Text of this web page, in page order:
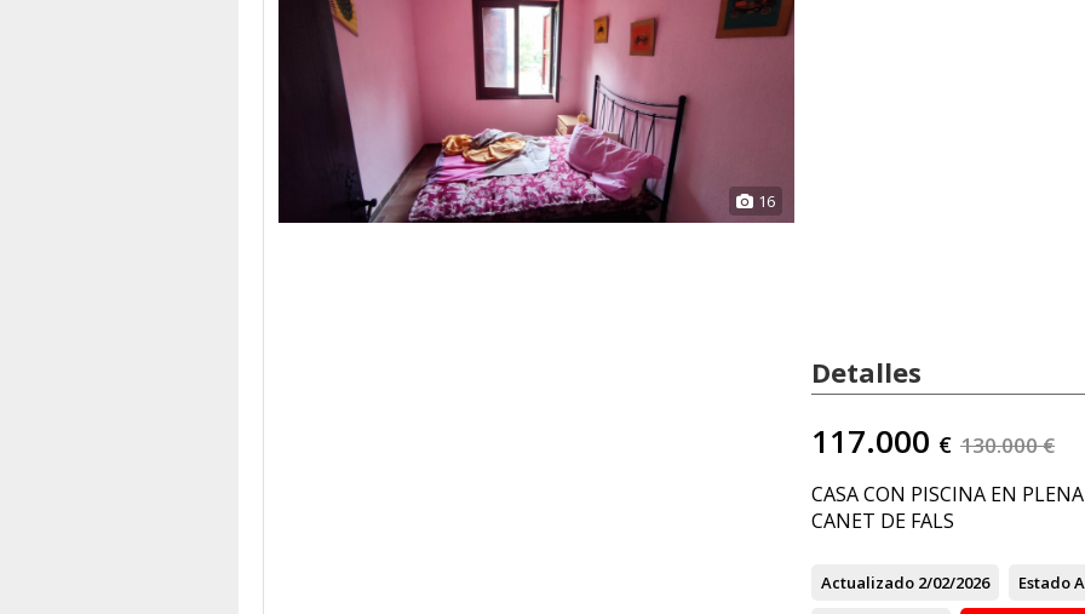
16
Detalles
117.000 € 130.000 €
CASA CON PISCINA EN
CANET DE FALS
Actualizado 2/02/2026 Estado